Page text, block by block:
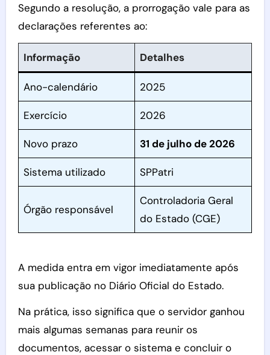
Segundo a resolução, a prorrogação vale para as
declarações referentes ao:
Informação Detalhes
Ano-calendário 2025
Exercício 2026
Novo prazo 31 de julho de 2026
Sistema utilizado SPPatri
Órgão responsável
Controladoria Geral
do Estado (CGE)
A medida entra em vigor imediatamente após
sua publicação no Diário Oficial do Estado.
Na prática, isso significa que o servidor ganhou
mais algumas semanas para reunir os
documentos, acessar o sistema e concluir o